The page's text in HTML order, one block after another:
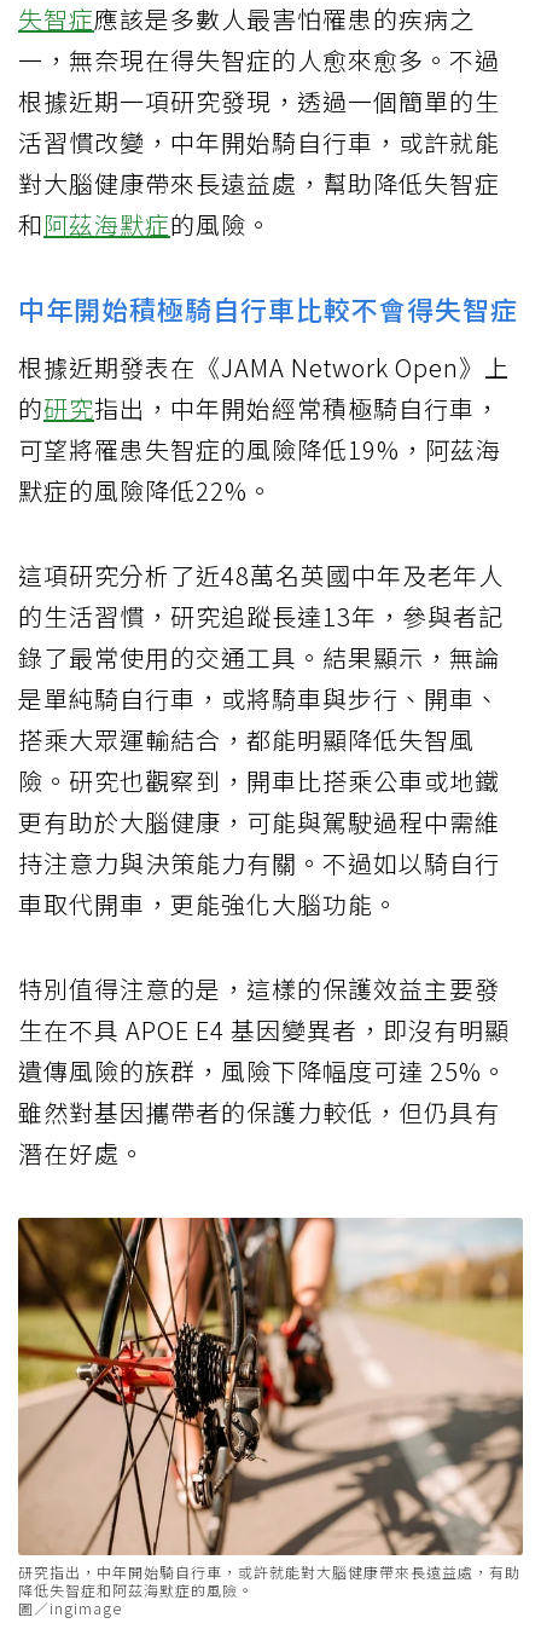
失智症應該是多數人最害怕罹患的疾病之
一，無奈現在得失智症的人愈來愈多。不過
根據近期一項研究發現，透過一個簡單的生
活習慣改變，中年開始騎自行車，或許就能
對大腦健康帶來長遠益處，幫助降低失智症
和阿茲海默症的風險。
中年開始積極騎自行車比較不會得失智症
根據近期發表在《JAMA Network Open》上
的研究指出，中年開始經常積極騎自行車，
可望將罹患失智症的風險降低19%，阿茲海
默症的風險降低22%。
這項研究分析了近48萬名英國中年及老年人
的生活習慣，研究追蹤長達13年，參與者記
錄了最常使用的交通工具。結果顯示，無論
是單純騎自行車，或將騎車與步行、開車、
搭乘大眾運輸結合，都能明顯降低失智風
險。研究也觀察到，開車比搭乘公車或地鐵
更有助於大腦健康，可能與駕駛過程中需維
持注意力與決策能力有關。不過如以騎自行
車取代開車，更能強化大腦功能。
特別值得注意的是，這樣的保護效益主要發
生在不具 APOE E4 基因變異者，即沒有明顯
遺傳風險的族群，風險下降幅度可達 25%。
雖然對基因攜帶者的保護力較低，但仍具有
潛在好處。
研究指出，中年開始騎自行車，或許就能對大腦健康帶來長遠益處，有助
降低失智症和阿茲海默症的風險。
圖／ingimage